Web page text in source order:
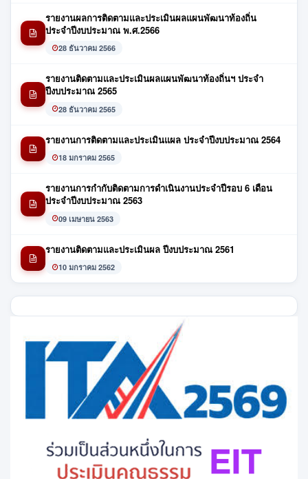
รายงานผลการติดตามและประเมินผลแผนพัฒนาท้องถิ่น
ประจำปีงบประมาณ พ.ศ.2566
28 ธันวาคม 2566
รายงานติดตามและประเมินผลแผนพัฒนาท้องถิ่นฯ ประจำ
ปีงบประมาณ 2565
28 ธันวาคม 2565
รายงานการติดตามและประเมินแผล ประจำปีงบประมาณ 2564
18 มกราคม 2565
รายงานการกำกับติดตามการดำเนินงานประจำปีรอบ 6 เดือน
ประจำปีงบประมาณ 2563
09 เมษายน 2563
รายงานติดตามและประเมินผล ปีงบประมาณ 2561
10 มกราคม 2562